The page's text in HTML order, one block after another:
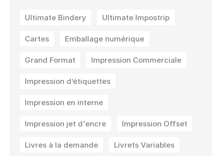
Ultimate Bindery Ultimate Impostrip
Cartes Emballage numérique
Grand Format Impression Commerciale
Impression d’étiquettes
Impression en interne
Impression jet d'encre Impression Offset
Livres à la demande Livrets Variables